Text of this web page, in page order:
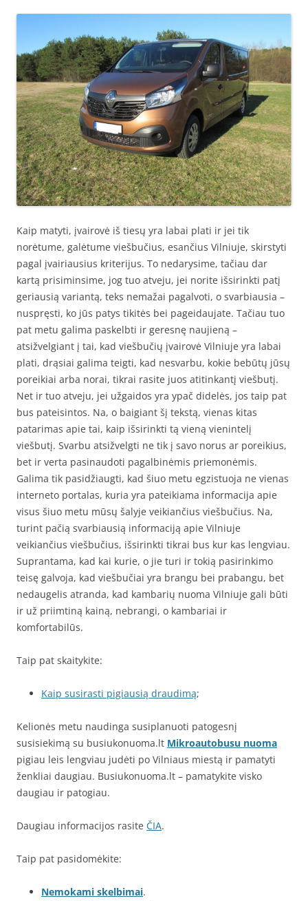
Kaip matyti, įvairovė iš tiesų yra labai plati ir jei tik
norėtume, galėtume viešbučius, esančius Vilniuje, skirstyti
pagal įvairiausius kriterijus. To nedarysime, tačiau dar
kartą prisiminsime, jog tuo atveju, jei norite išsirinkti patį
geriausią variantą, teks nemažai pagalvoti, o svarbiausia –
nuspręsti, ko jūs patys tikitės bei pageidaujate. Tačiau tuo
pat metu galima paskelbti ir geresnę naujieną –
atsižvelgiant į tai, kad viešbučių įvairovė Vilniuje yra labai
plati, drąsiai galima teigti, kad nesvarbu, kokie bebūtų jūsų
poreikiai arba norai, tikrai rasite juos atitinkantį viešbutį.
Net ir tuo atveju, jei užgaidos yra ypač didelės, jos taip pat
bus pateisintos. Na, o baigiant šį tekstą, vienas kitas
patarimas apie tai, kaip išsirinkti tą vieną vienintelį
viešbutį. Svarbu atsižvelgti ne tik į savo norus ar poreikius,
bet ir verta pasinaudoti pagalbinėmis priemonėmis.
Galima tik pasidžiaugti, kad šiuo metu egzistuoja ne vienas
interneto portalas, kuria yra pateikiama informacija apie
visus šiuo metu mūsų šalyje veikiančius viešbučius. Na,
turint pačią svarbiausią informaciją apie Vilniuje
veikiančius viešbučius, išsirinkti tikrai bus kur kas lengviau.
Suprantama, kad kai kurie, o jie turi ir tokią pasirinkimo
teisę galvoja, kad viešbučiai yra brangu bei prabangu, bet
nedaugelis atranda, kad kambarių nuoma Vilniuje gali būti
ir už priimtiną kainą, nebrangi, o kambariai ir
komfortabilūs.
Taip pat skaitykite:
Kaip susirasti pigiausią draudimą;
Kelionės metu naudinga susiplanuoti patogesnį
susisiekimą su busiukonuoma.lt Mikroautobusu nuoma
pigiau leis lengviau judėti po Vilniaus miestą ir pamatyti
ženkliai daugiau. Busiukonuoma.lt – pamatykite visko
daugiau ir patogiau.
Daugiau informacijos rasite ČIA.
Taip pat pasidomėkite:
Nemokami skelbimai.